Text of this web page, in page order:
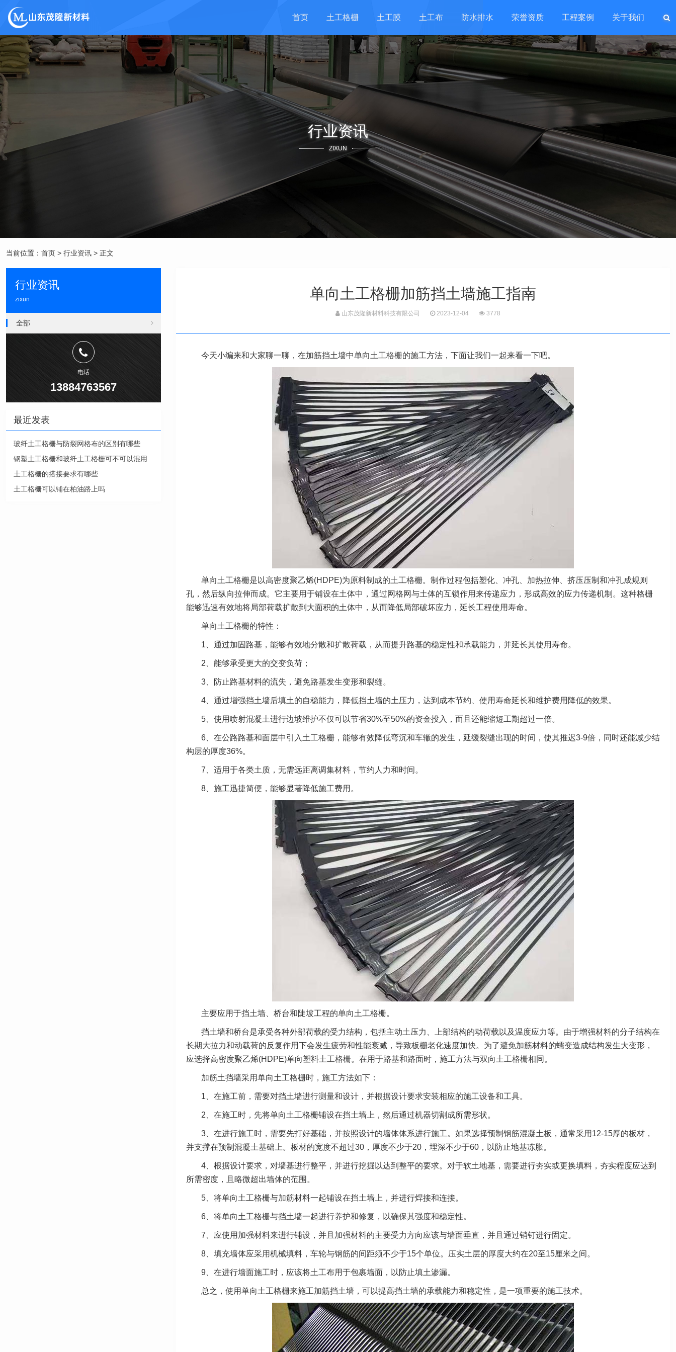
首页 土工格栅 土工膜 土工布 防水排水 荣誉资质 工程案例 关于我们
行业资讯
ZIXUN
当前位置： 首页 > 行业资讯 > 正文
单向土工格栅加筋挡土墙施工指南
山东茂隆新材料科技有限公司 2023-12-04 3778
今天小编来和大家聊一聊，在加筋挡土墙中单向土工格栅的施工方法，下面让我们一起来看一下吧。
单向土工格栅是以高密度聚乙烯(HDPE)为原料制成的土工格栅。制作过程包括塑化、冲孔、加热拉伸、挤压压制和冲孔成规则
孔，然后纵向拉伸而成。它主要用于铺设在土体中，通过网格网与土体的互锁作用来传递应力，形成高效的应力传递机制。这种格栅
能够迅速有效地将局部荷载扩散到大面积的土体中，从而降低局部破坏应力，延长工程使用寿命。
单向土工格栅的特性：
1、通过加固路基，能够有效地分散和扩散荷载，从而提升路基的稳定性和承载能力，并延长其使用寿命。
2、能够承受更大的交变负荷；
3、防止路基材料的流失，避免路基发生变形和裂缝。
4、通过增强挡土墙后填土的自稳能力，降低挡土墙的土压力，达到成本节约、使用寿命延长和维护费用降低的效果。
5、使用喷射混凝土进行边坡维护不仅可以节省30%至50%的资金投入，而且还能缩短工期超过一倍。
6、在公路路基和面层中引入土工格栅，能够有效降低弯沉和车辙的发生，延缓裂缝出现的时间，使其推迟3-9倍，同时还能减少结
构层的厚度36%。
7、适用于各类土质，无需远距离调集材料，节约人力和时间。
8、施工迅捷简便，能够显著降低施工费用。
主要应用于挡土墙、桥台和陡坡工程的单向土工格栅。
挡土墙和桥台是承受各种外部荷载的受力结构，包括主动土压力、上部结构的动荷载以及温度应力等。由于增强材料的分子结构在
长期大拉力和动载荷的反复作用下会发生疲劳和性能衰减，导致板栅老化速度加快。为了避免加筋材料的蠕变造成结构发生大变形，
应选择高密度聚乙烯(HDPE)单向塑料土工格栅。在用于路基和路面时，施工方法与双向土工格栅相同。
加筋土挡墙采用单向土工格栅时，施工方法如下：
1、在施工前，需要对挡土墙进行测量和设计，并根据设计要求安装相应的施工设备和工具。
2、在施工时，先将单向土工格栅铺设在挡土墙上，然后通过机器切割成所需形状。
3、在进行施工时，需要先打好基础，并按照设计的墙体体系进行施工。如果选择预制钢筋混凝土板，通常采用12-15厚的板材，
并支撑在预制混凝土基础上。板材的宽度不超过30，厚度不少于20，埋深不少于60，以防止地基冻胀。
4、根据设计要求，对墙基进行整平，并进行挖掘以达到整平的要求。对于软土地基，需要进行夯实或更换填料，夯实程度应达到
所需密度，且略微超出墙体的范围。
5、将单向土工格栅与加筋材料一起铺设在挡土墙上，并进行焊接和连接。
6、将单向土工格栅与挡土墙一起进行养护和修复，以确保其强度和稳定性。
7、应使用加强材料来进行铺设，并且加强材料的主要受力方向应该与墙面垂直，并且通过销钉进行固定。
8、填充墙体应采用机械填料，车轮与钢筋的间距须不少于15个单位。压实土层的厚度大约在20至15厘米之间。
9、在进行墙面施工时，应该将土工布用于包裹墙面，以防止填土渗漏。
总之，使用单向土工格栅来施工加筋挡土墙，可以提高挡土墙的承载能力和稳定性，是一项重要的施工技术。
行业资讯
zixun
全部
电话
13884763567
最近发表
玻纤土工格栅与防裂网格布的区别有哪些
钢塑土工格栅和玻纤土工格栅可不可以混用
土工格栅的搭接要求有哪些
土工格栅可以铺在柏油路上吗